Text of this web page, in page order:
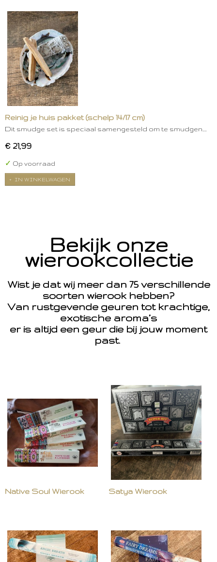
Reinig je huis pakket (schelp 14/17 cm)
Dit smudge set is speciaal samengesteld om te smudgen.…
€ 21,99
✓ Op voorraad
IN WINKELWAGEN
Bekijk onze
wierookcollectie
Wist je dat wij meer dan 75 verschillende
soorten wierook hebben?
Van rustgevende geuren tot krachtige,
exotische aroma’s
er is altijd een geur die bij jouw moment
past.
Native Soul Wierook Satya Wierook